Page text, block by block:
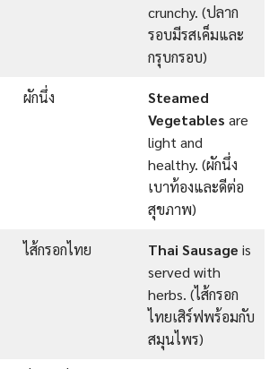
crunchy. (ปลาก
รอบมีรสเค็มและ
กรุบกรอบ)
ผักนึ่ง
Steamed
Vegetables are
light and
healthy. (ผักนึ่ง
เบาท้องและดีต่อ
สุขภาพ)
ไส้กรอกไทย Thai Sausage is
served with
herbs. (ไส้กรอก
ไทยเสิร์ฟพร้อมกับ
สมุนไพร)